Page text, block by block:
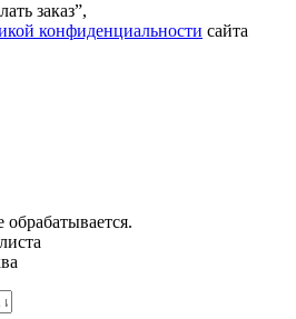
заказ”,
конфиденциальности сайта